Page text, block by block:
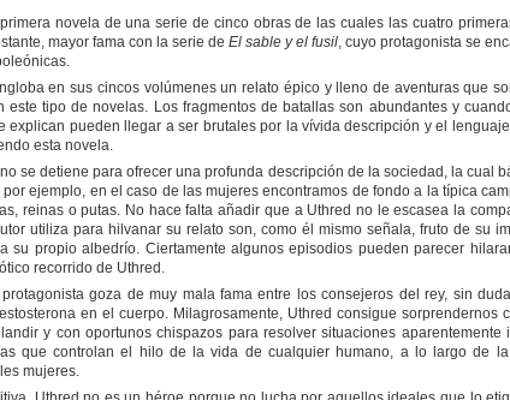
novela de una serie de cinco obras de las cuales las cuatro
mayor fama con la serie deEl sable y el fusil, cuyo protagonista se
en sus cincos volúmenes un relato épico y lleno de aventuras que
este tipo de novelas. Los fragmentos de batallas son abundantes y
explican pueden llegar a ser brutales por la vívida descripción y el
esta novela.
se detiene para ofrecer una profunda descripción de la sociedad, la cual
por ejemplo, en el caso de las mujeres encontramos de fondo a la típica
reinas o putas. No hace falta añadir que a Uthred no le escasea la
utiliza para hilvanar su relato son, como él mismo señala, fruto de su
su propio albedrío. Ciertamente algunos episodios pueden parecer
recorrido de Uthred.
protagonista goza de muy mala fama entre los consejeros del rey, sin
en el cuerpo. Milagrosamente, Uthred consigue
y con oportunos chispazos para resolver situaciones
que controlan el hilo de la vida de cualquier humano, a lo largo de
mujeres.